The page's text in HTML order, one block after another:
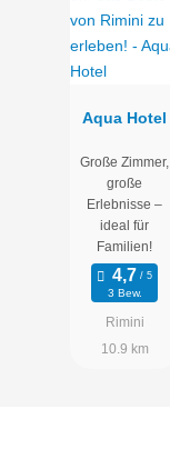
Aqua Hotel
Große Zimmer,
große
Erlebnisse –
ideal für
Familien!
3 Bew.
Rimini
10.9 km